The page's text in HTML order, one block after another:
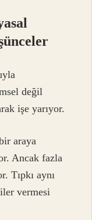
değil
işe yarıyor.
araya
Ancak fazla
Tıpkı aynı
vermesi